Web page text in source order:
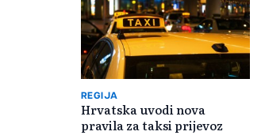
REGIJA
Hrvatska uvodi nova
pravila za taksi prijevoz